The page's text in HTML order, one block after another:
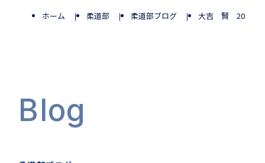
Blog
ホーム 柔道部 柔道部ブログ 大吉 賢 20